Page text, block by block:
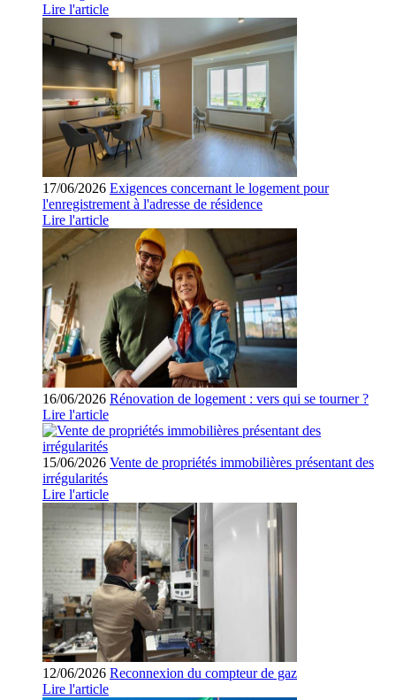
Lire l'article
17/06/2026 Exigences concernant le logement pour
l'enregistrement à l'adresse de résidence
Lire l'article
16/06/2026 Rénovation de logement : vers qui se tourner ?
Lire l'article
15/06/2026 Vente de propriétés immobilières présentant des
irrégularités
Lire l'article
12/06/2026 Reconnexion du compteur de gaz
Lire l'article